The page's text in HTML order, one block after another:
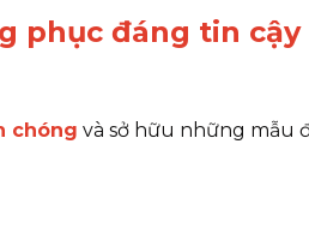
phục đáng tin
chóng và sở hữu những mẫu